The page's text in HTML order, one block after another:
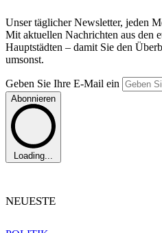
Unser täglicher Newsletter, jeden
Mit aktuellen Nachrichten aus den
Hauptstädten – damit Sie den
umsonst.
Geben Sie Ihre E-Mail ein
Abonnieren
Loading...
NEUESTE